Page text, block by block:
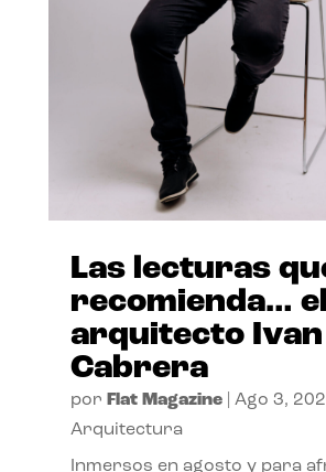
Las lecturas
recomienda… el
arquitecto Ivan
Cabrera
por Flat Magazine| Ago 3,
Arquitectura
Inmersos en agosto y para